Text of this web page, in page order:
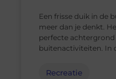
Een frisse duik in de
meer dan je denkt.
perfecte
buitenactiviteiten. In
Recreatie